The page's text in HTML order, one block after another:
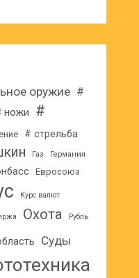
оружие #
ножи
#
# стрельба
Газ
Германия
Евросоюз
Курс валют
Охота Рубль
Суды